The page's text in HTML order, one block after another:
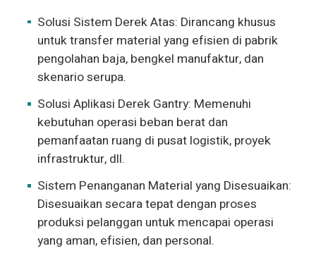
Solusi Sistem Derek Atas: Dirancang khusus
untuk transfer material yang efisien di pabrik
pengolahan baja, bengkel manufaktur, dan
skenario serupa.
Solusi Aplikasi Derek Gantry: Memenuhi
kebutuhan operasi beban berat dan
pemanfaatan ruang di pusat logistik, proyek
infrastruktur, dll.
Sistem Penanganan Material yang Disesuaikan:
Disesuaikan secara tepat dengan proses
produksi pelanggan untuk mencapai operasi
yang aman, efisien, dan personal.